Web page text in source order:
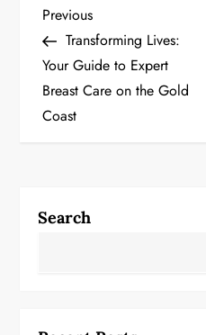
P
o
s
a
Previous
Post
Previous
Transforming Lives:
Your Guide to Expert
Breast Care on the Gold
Coast
Search